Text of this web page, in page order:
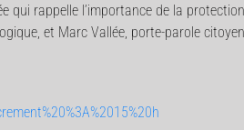
rappelle l’importance de la
et Marc Vallée, porte-parole